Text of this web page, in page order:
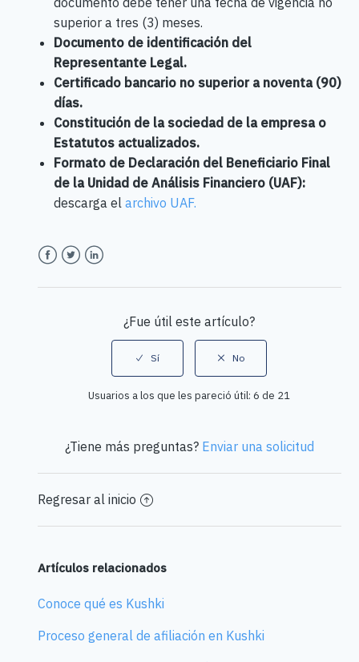
superior a tres (3) meses.
Documento de identificación del
Representante Legal.
Certificado bancario no superior a noventa (90)
días.
Constitución de la sociedad de la empresa o
Estatutos actualizados.
Formato de Declaración del Beneficiario Final
de la Unidad de Análisis Financiero (UAF):
descarga el archivo UAF.
¿Fue útil este artículo?
Usuarios a los que les pareció útil: 6 de 21
¿Tiene más preguntas? Enviar una solicitud
Regresar al inicio
Artículos relacionados
Conoce qué es Kushki
Proceso general de afiliación en Kushki